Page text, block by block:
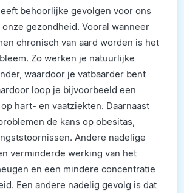
behoorlijke gevolgen voor ons
gezondheid. Vooral wanneer
chronisch van aard worden is het
Zo werken je natuurlijke
waardoor je vatbaarder bent
loop je bijvoorbeeld een
hart- en vaatziekten. Daarnaast
de kans op obesitas,
Andere nadelige
verminderde werking van het
en een mindere concentratie
Een andere nadelig gevolg is dat